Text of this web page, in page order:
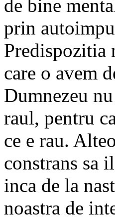
de bine
prin
Predispozitia
care o avem
Dumnezeu
raul, pentru
ce e rau.
constrans sa
inca de la
noastra de